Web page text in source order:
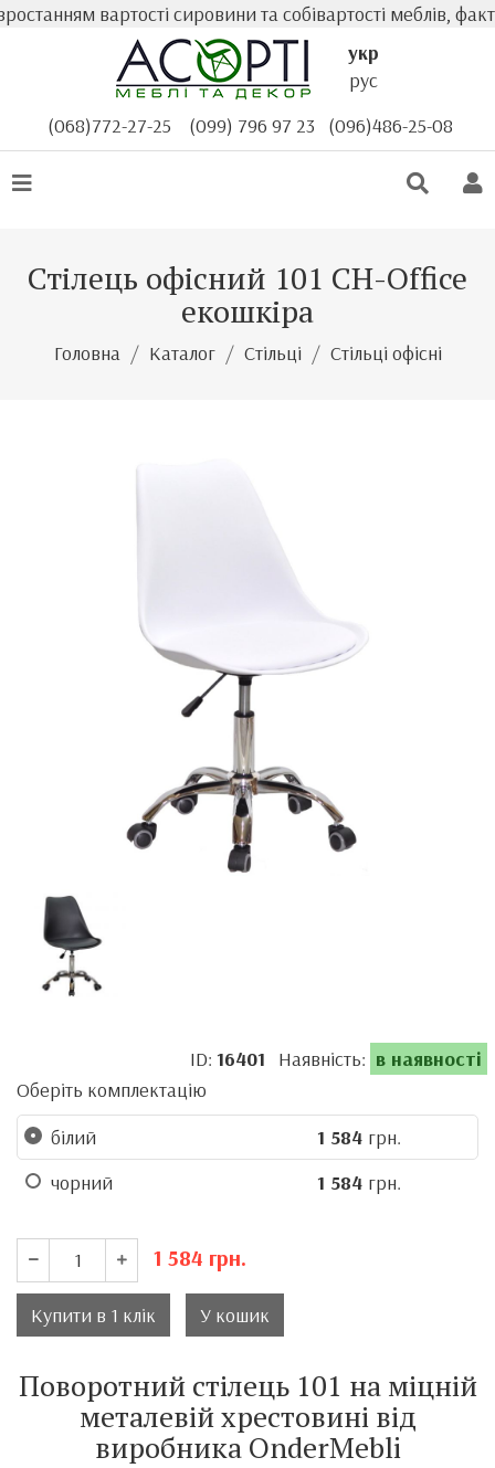
вартості сировини та собівартості меблів,
укр
рус
(068)772-27-25
(099) 796 97 23 (096)486-25-08
Стілець офісний 101 CH-Office
екошкіра
Головна Каталог Стільці Стільці офісні
ID: 16401 Наявність: в наявності
Оберіть комплектацію
білий
1 584 грн.
чорний
1 584 грн.
1 584 грн.
Купити в 1 клік У кошик
Поворотний стілець 101 на міцній
металевій хрестовині від
виробника OnderMebli